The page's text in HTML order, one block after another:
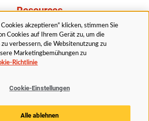
Resources
Über uns
Datenschutzerklärung
Barrierefreiheit
Cookie-Einstellungen
Cookies akzeptieren“ klicken, stimmen Sie
Cookies auf Ihrem Gerät zu, um die
verbessern, die Websitenutzung zu
Marketingbemühungen zu
Richtlinie
Cookie-Einstellungen
Alle ablehnen